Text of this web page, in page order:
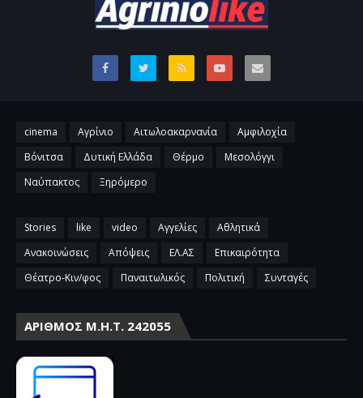
cinema Αγρίνιο Αιτωλοακαρνανία
Αμφιλοχία
Βόνιτσα
Δυτική Ελλάδα Θέρμο
Μεσολόγγι
Ναύπακτος
Ξηρόμερο
Stories like video Αγγελίες
Αθλητικά
Ανακοινώσεις
Απόψεις ΕΛ.ΑΣ
Επικαιρότητα
Θέατρο-Κιν/φος
Παναιτωλικός Πολιτική Συνταγές
ΑΡΙΘΜΌΣ Μ.Η.Τ. 242055